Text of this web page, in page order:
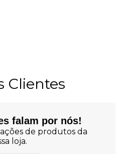
Clientes
falam por nós!
de produtos da
loja.